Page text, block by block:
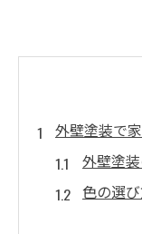
外壁塗装で
外壁塗
色の選
異なる